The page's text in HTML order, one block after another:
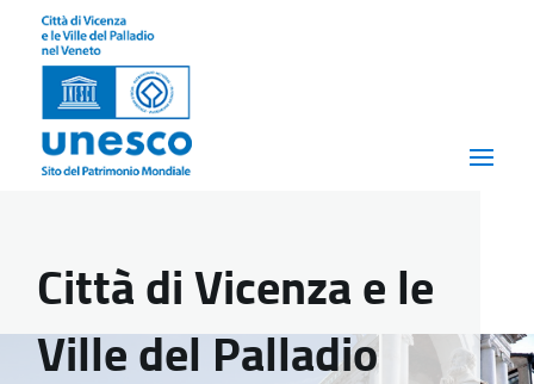
Città di Vicenza e le
Ville del Palladio